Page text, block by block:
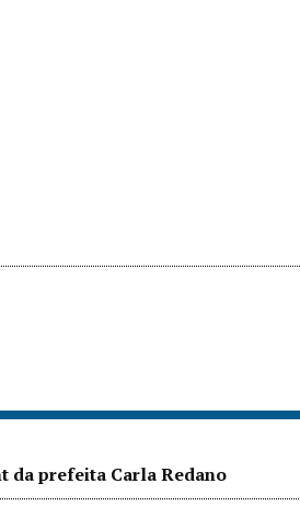
da prefeita Carla Redano